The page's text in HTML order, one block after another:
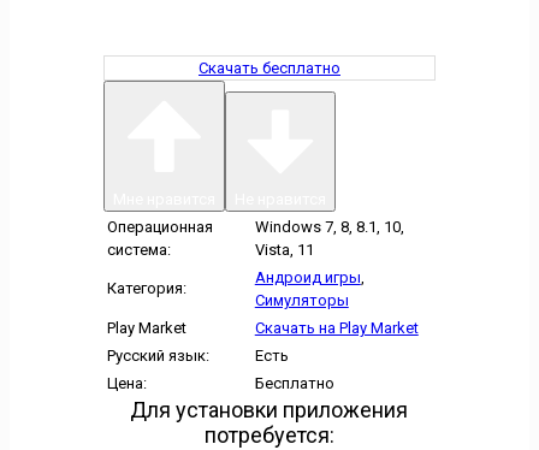
Скачать бесплатно
Операционная
система:
Windows 7, 8, 8.1, 10,
Vista, 11
Категория:
Андроид игры,
Симуляторы
Play Market
Скачать на Play Market
Русский язык:
Есть
Цена:
Бесплатно
Для установки приложения
потребуется: